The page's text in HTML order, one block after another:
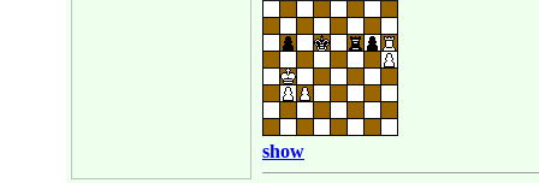
show